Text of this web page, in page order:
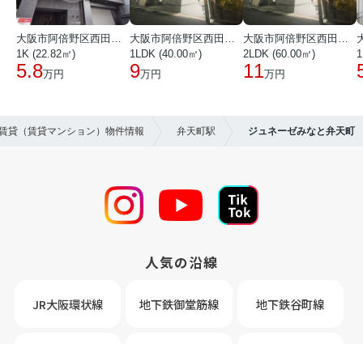
大阪市阿倍野区西田辺町１丁目
1K (22.82㎡)
5.8万円
大阪市阿倍野区西田辺町１丁目
1LDK (40.00㎡)
9万円
大阪市阿倍野区西田辺町１丁目
2LDK (60.00㎡)
11万円
貸（賃貸マンション）物件情報 弁天町駅 ジュネーゼみなと弁天町
人気の沿線
JR大阪環状線 地下鉄御堂筋線 地下鉄谷町線